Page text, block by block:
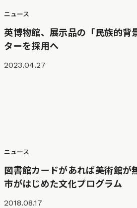
ニュース
英博物館、展示品の「民族的背
ターを採用へ
2023.04.27
ニュース
図書館カードがあれば美術館が
市がはじめた文化プログラム
2018.08.17